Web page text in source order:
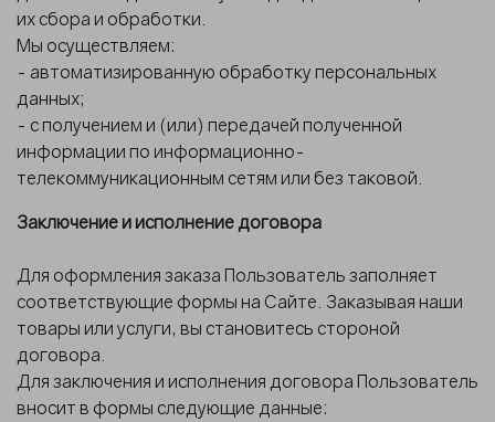
их сбора и обработки.
Мы осуществляем:
- автоматизированную обработку персональных
данных;
- с получением и (или) передачей полученной
информации по информационно-
телекоммуникационным сетям или без таковой.
Заключение и исполнение договора
Для оформления заказа Пользователь заполняет
соответствующие формы на Сайте. Заказывая наши
товары или услуги, вы становитесь стороной
договора.
Для заключения и исполнения договора Пользователь
вносит в формы следующие данные: